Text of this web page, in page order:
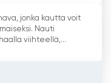
jonka kautta voit
Nauti
viihteellä,...